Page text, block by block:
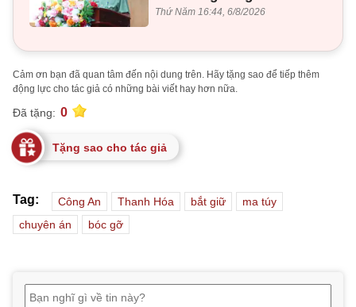
Thứ Năm 16:44, 6/8/2026
Cảm ơn bạn đã quan tâm đến nội dung trên. Hãy tặng sao để tiếp thêm
động lực cho tác giả có những bài viết hay hơn nữa.
Đã tặng: 0
Tặng sao cho tác giả
Tag: Công An Thanh Hóa bắt giữ
ma túy
chuyên án
bóc gỡ